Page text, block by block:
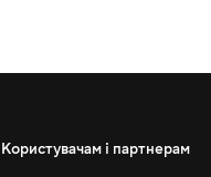
Користувачам і партнерам